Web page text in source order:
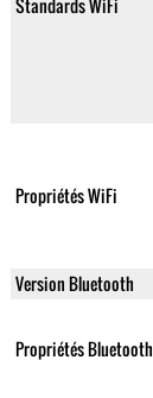
Standards WiFi
Propriétés WiFi
Version Bluetooth
Propriétés Bluetooth